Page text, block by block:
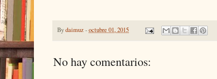
Bydaimuz-octubre 01, 2015
No hay comentarios: